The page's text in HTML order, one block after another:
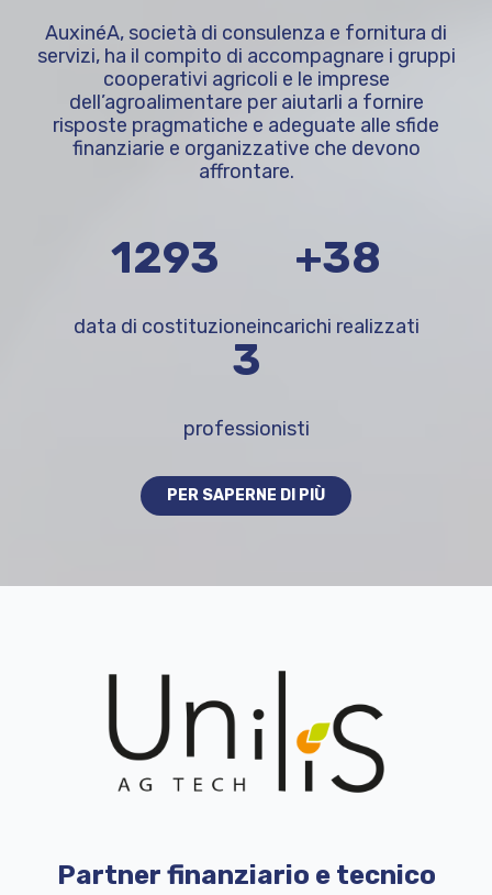
AuxinéA, società di consulenza e fornitura di
servizi, ha il compito di accompagnare i gruppi
cooperativi agricoli e le imprese
dell’agroalimentare per aiutarli a fornire
risposte pragmatiche e adeguate alle sfide
finanziarie e organizzative che devono
affrontare.
2021
data di costituzione
+60
incarichi realizzati
6
professionisti
PER SAPERNE DI PIÙ
Partner finanziario e tecnico